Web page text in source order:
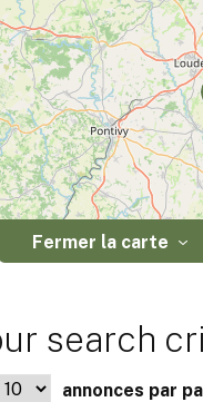
Fermer la carte
search
annonces par